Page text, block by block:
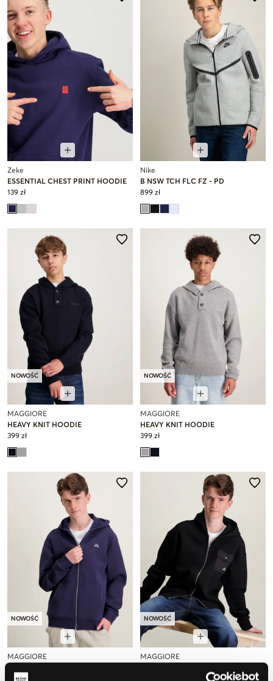
Zeke
ESSENTIAL CHEST PRINT HOODIE
139 zł
Nike
B NSW TCH FLC FZ - PD
899 zł
NOWOŚĆ
MAGGIORE
HEAVY KNIT HOODIE
399 zł
NOWOŚĆ
MAGGIORE
HEAVY KNIT HOODIE
399 zł
NOWOŚĆ
MAGGIORE
399 zł
NOWOŚĆ
MAGGIORE